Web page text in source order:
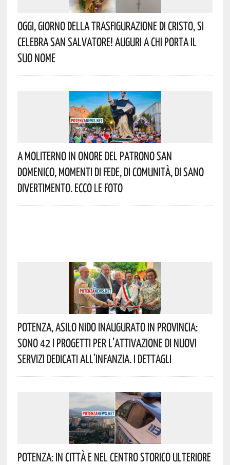
Oggi, Giorno Della Trasfigurazione Di Cristo, Si
Celebra San Salvatore! Auguri A Chi Porta Il
Suo Nome
A Moliterno In Onore Del Patrono San
Domenico, Momenti Di Fede, Di Comunità, Di Sano
Divertimento. Ecco Le Foto
Potenza, Asilo Nido Inaugurato In Provincia:
Sono 42 I Progetti Per L’attivazione Di Nuovi
Servizi Dedicati All’infanzia. I Dettagli
Potenza: In Città E Nel Centro Storico Ulteriore